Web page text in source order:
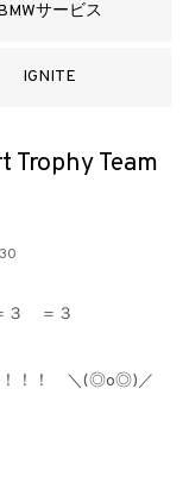
サービス
IGNITE
Trophy Team
３ ＝３
！！！ ＼(◎o◎)／